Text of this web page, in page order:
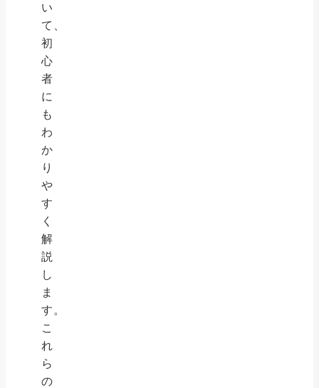
い
て、
初
心
者
に
も
わ
か
り
や
す
く
解
説
し
ま
す。
こ
れ
ら
の